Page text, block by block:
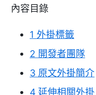
內容目錄
1 外掛標籤
2 開發者團隊
3 原文外掛簡介
4 延伸相關外掛